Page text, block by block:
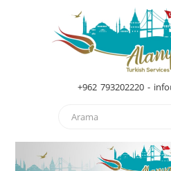
+962 793202220 -